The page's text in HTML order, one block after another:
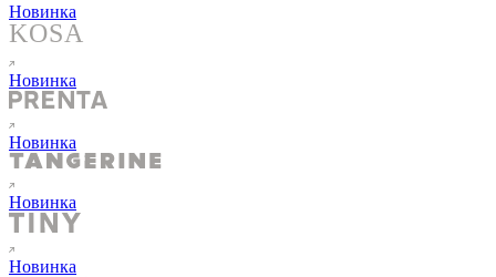
Новинка
Новинка
Новинка
Новинка
Новинка